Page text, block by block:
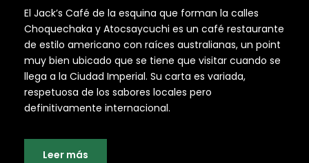
El Jack’s Café de la esquina que forman la calles
Choquechaka y Atocsaycuchi es un café restaurante
de estilo americano con raíces australianas, un point
muy bien ubicado que se tiene que visitar cuando se
llega a la Ciudad Imperial. Su carta es variada,
respetuosa de los sabores locales pero
definitivamente internacional.
Leer más